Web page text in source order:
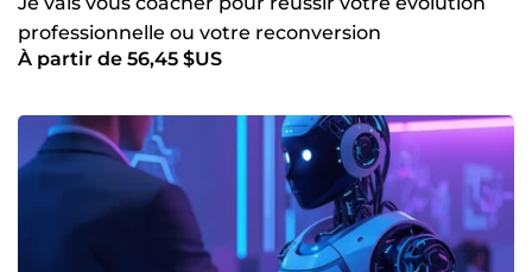
professionnelle ou votre reconversion
À partir de 56,45 $US